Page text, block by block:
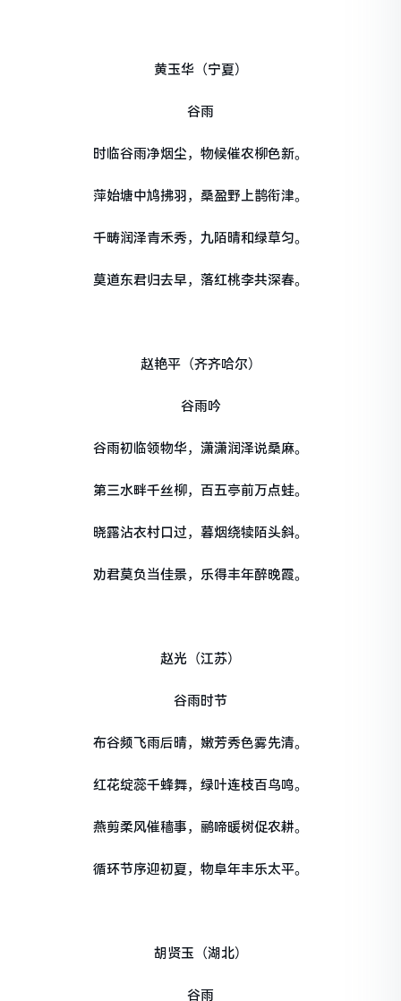
黄玉华（宁夏）
谷雨
时临谷雨净烟尘，物候催农柳色新。
萍始塘中鸠拂羽，桑盈野上鹊衔津。
千畴润泽青禾秀，九陌晴和绿草匀。
莫道东君归去早，落红桃李共深春。
赵艳平（齐齐哈尔）
谷雨吟
谷雨初临领物华，潇潇润泽说桑麻。
第三水畔千丝柳，百五亭前万点蛙。
晓露沾衣村口过，暮烟绕犊陌头斜。
劝君莫负当佳景，乐得丰年醉晚霞。
赵光（江苏）
谷雨时节
布谷频飞雨后晴，嫩芳秀色雾先清。
红花绽蕊千蜂舞，绿叶连枝百鸟鸣。
燕剪柔风催穑事，鹂啼暖树促农耕。
循环节序迎初夏，物阜年丰乐太平。
胡贤玉（湖北）
谷雨